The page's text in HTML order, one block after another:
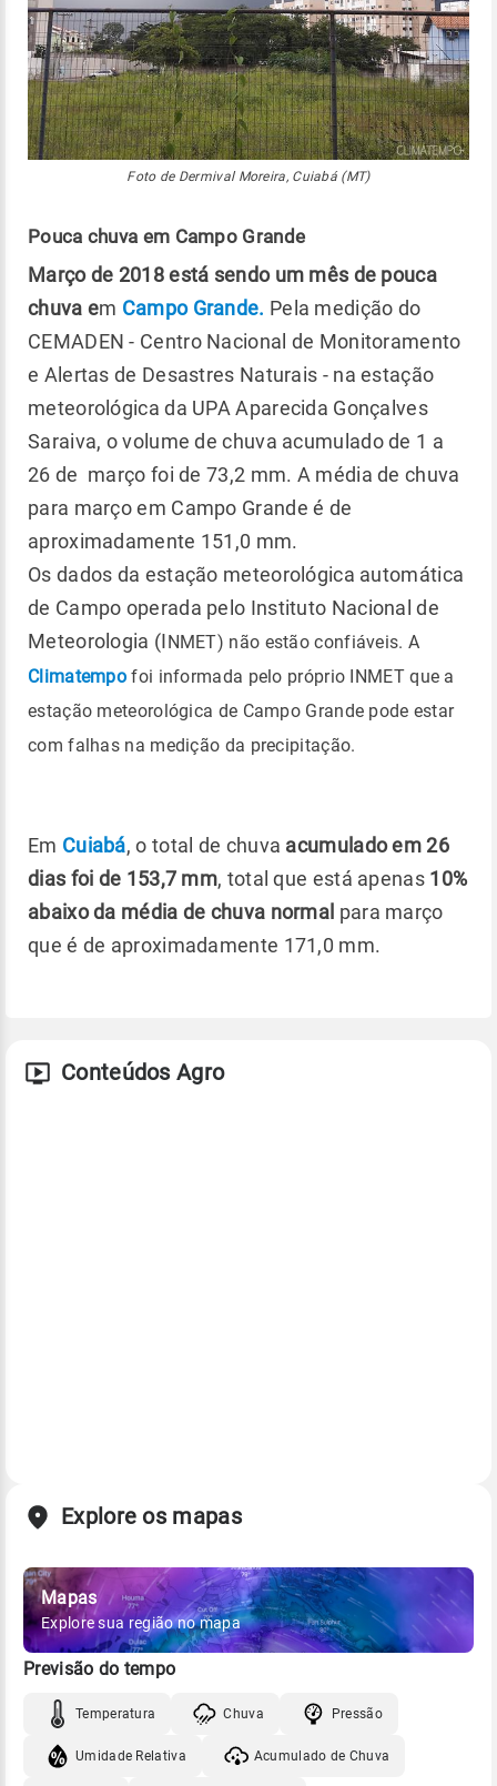
Foto de Dermival Moreira, Cuiabá (MT)
Pouca chuva em Campo Grande
Março de 2018 está sendo um mês de pouca
chuva em Campo Grande. Pela medição do
CEMADEN - Centro Nacional de Monitoramento
e Alertas de Desastres Naturais - na estação
meteorológica da UPA Aparecida Gonçalves
Saraiva, o volume de chuva acumulado de 1 a
26 de março foi de 73,2 mm. A média de chuva
para março em Campo Grande é de
aproximadamente 151,0 mm.
Os dados da estação meteorológica automática
de Campo operada pelo Instituto Nacional de
Meteorologia (INMET) não estão confiáveis. A
Climatempo foi informada pelo próprio INMET que a
estação meteorológica de Campo Grande pode estar
com falhas na medição da precipitação.
Em Cuiabá, o total de chuva acumulado em 26
dias foi de 153,7 mm, total que está apenas 10%
abaixo da média de chuva normal para março
que é de aproximadamente 171,0 mm.
Conteúdos Agro
Explore os mapas
Mapas
Explore sua região no mapa
Previsão do tempo
Temperatura Chuva Pressão
Umidade Relativa Acumulado de Chuva